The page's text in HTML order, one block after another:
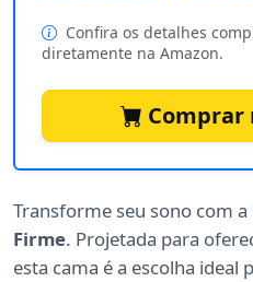
Confira os detalhes
diretamente na Amazon.
Comprar
Transforme seu sono com a
Firme. Projetada para
esta cama é a escolha ideal